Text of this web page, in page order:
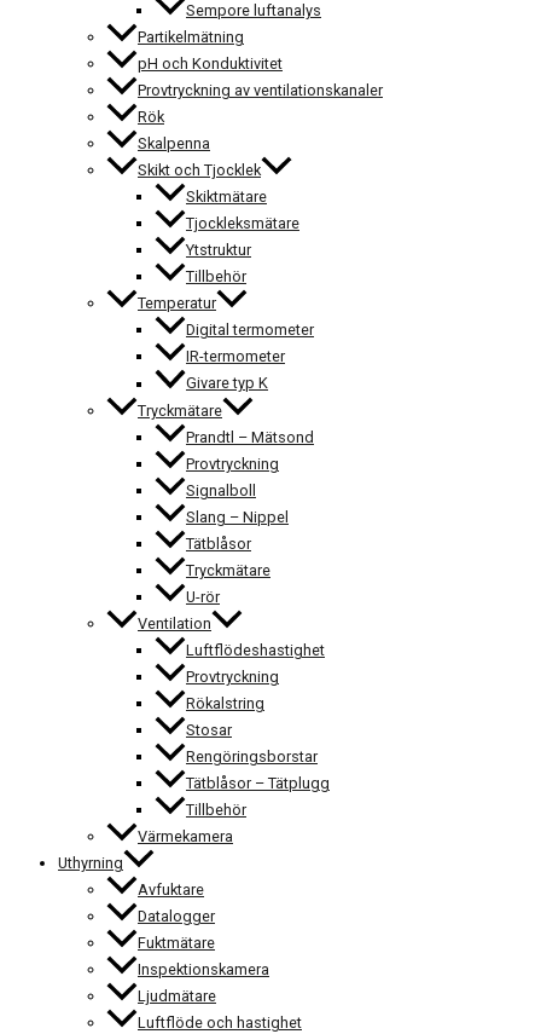
Sempore luftanalys
Partikelmätning
pH och Konduktivitet
Provtryckning av ventilationskanaler
Rök
Skalpenna
Skikt och Tjocklek
Skiktmätare
Tjockleksmätare
Ytstruktur
Tillbehör
Temperatur
Digital termometer
IR-termometer
Givare typ K
Tryckmätare
Prandtl – Mätsond
Provtryckning
Signalboll
Slang – Nippel
Tätblåsor
Tryckmätare
U-rör
Ventilation
Luftflödeshastighet
Provtryckning
Rökalstring
Stosar
Rengöringsborstar
Tätblåsor – Tätplugg
Tillbehör
Värmekamera
Uthyrning
Avfuktare
Datalogger
Fuktmätare
Inspektionskamera
Ljudmätare
Luftflöde och hastighet